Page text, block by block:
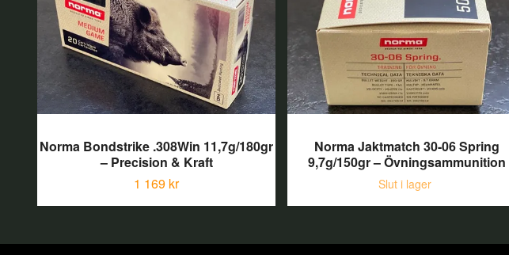
Norma Bondstrike .308Win 11,7g/180gr
– Precision & Kraft
1 169 kr
Norma Jaktmatch 30-06 Spring
9,7g/150gr – Övningsammunition
Slut i lager